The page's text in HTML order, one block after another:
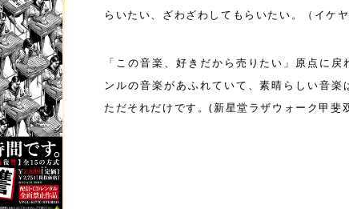
らいたい、ざわざわしてもらいたい。（イケ
「この音楽、好きだから売りたい」原点に
ンルの音楽があふれていて、素晴らしい音楽
ただそれだけです。(新星堂ラザウォーク甲斐